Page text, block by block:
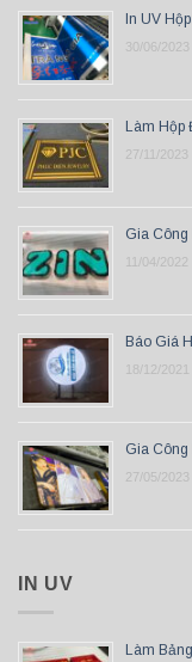
In UV
30/06/2023
Làm Hộp
27/11/2023
Gia Công
11/04/2022
Báo Giá
18/12/2021
Gia
27/05/2023
IN UV
Làm